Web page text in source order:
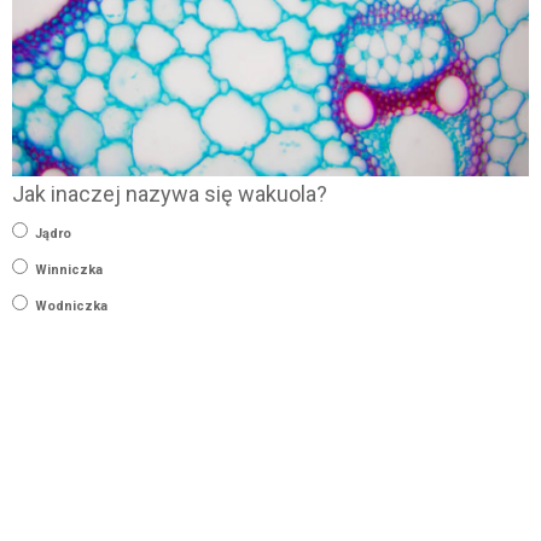
Jak inaczej nazywa się wakuola?
Jądro
Winniczka
Wodniczka